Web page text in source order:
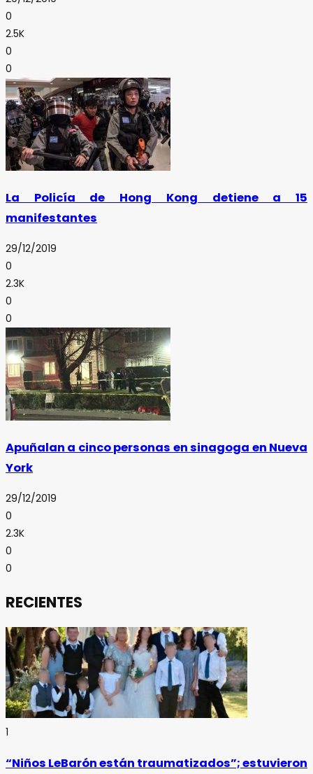
0
2.5K
0
0
La Policía de Hong Kong detiene a 15
manifestantes
29/12/2019
0
2.3K
0
0
Apuñalan a cinco personas en sinagoga en Nueva
York
29/12/2019
0
2.3K
0
0
RECIENTES
1
“Niños LeBarón están traumatizados”; estuvieron